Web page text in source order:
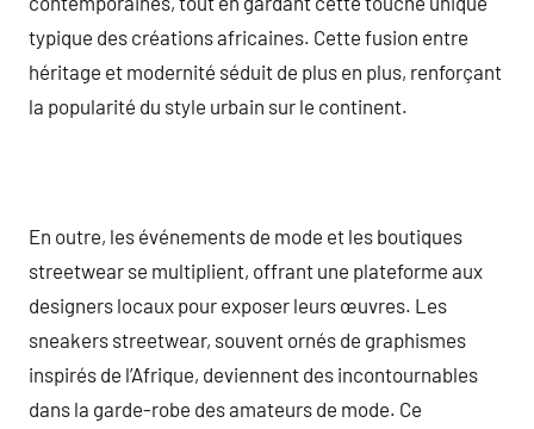
typique des créations africaines. Cette fusion entre
héritage et modernité séduit de plus en plus, renforçant
la popularité du style urbain sur le continent.
En outre, les événements de mode et les boutiques
streetwear se multiplient, offrant une plateforme aux
designers locaux pour exposer leurs œuvres. Les
sneakers streetwear, souvent ornés de graphismes
inspirés de l’Afrique, deviennent des incontournables
dans la garde-robe des amateurs de mode. Ce